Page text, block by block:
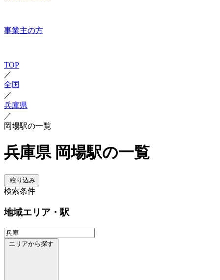
事業主の方
TOP
／
全国
／
兵庫県
／
岡場駅の一覧
兵庫県 岡場駅の一覧
絞り込み
検索条件
地域エリア・駅
エリアから探す